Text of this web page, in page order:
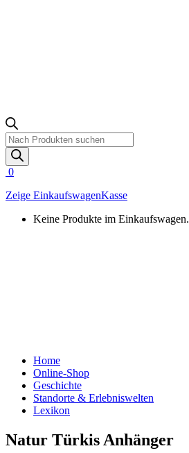
Products
search
0
Zeige EinkaufswagenKasse
Keine Produkte im Einkaufswagen.
Home
Online-Shop
Geschichte
Standorte & Erlebniswelten
Lexikon
Natur Türkis Anhänger